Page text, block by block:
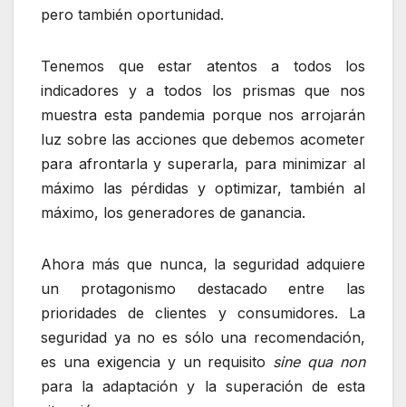
pero también oportunidad.
Tenemos que estar atentos a todos los
indicadores y a todos los prismas que nos
muestra esta pandemia porque nos arrojarán
luz sobre las acciones que debemos acometer
para afrontarla y superarla, para minimizar al
máximo las pérdidas y optimizar, también al
máximo, los generadores de ganancia.
Ahora más que nunca, la seguridad adquiere
un protagonismo destacado entre las
prioridades de clientes y consumidores. La
seguridad ya no es sólo una recomendación,
es una exigencia y un requisito sine qua non
para la adaptación y la superación de esta